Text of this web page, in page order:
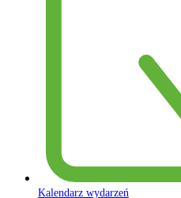
Kalendarz wydarzeń